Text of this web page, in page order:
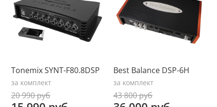
Tonemix SYNT-F80.8DSP
за комплект
20 990 руб
Best Balance DSP-6H
за комплект
43 800 руб